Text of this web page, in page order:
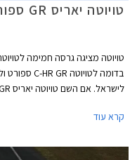
טויוטה יאריס GR ספורט נחשפה
קרא עוד